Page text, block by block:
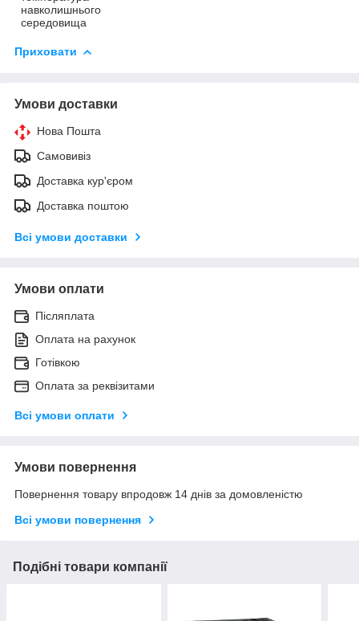
навколишнього
середовища
Приховати
Умови доставки
Нова Пошта
Самовивіз
Доставка кур'єром
Доставка поштою
Всі умови доставки
Умови оплати
Післяплата
Оплата на рахунок
Готівкою
Оплата за реквізитами
Всі умови оплати
Умови повернення
Повернення товару впродовж 14 днів за домовленістю
Всі умови повернення
Подібні товари компанії